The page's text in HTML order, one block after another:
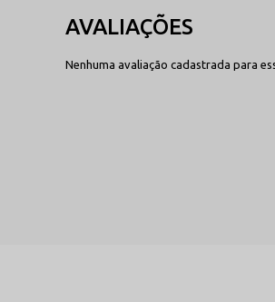
hipoalergênico.
GUIA PRÁTICO DE
Por se tratar de um modelo rico em
Priorize a lavagem manual:
Utilize
As fibras
Calcinha em
Nenhuma avaliação cadastrada para